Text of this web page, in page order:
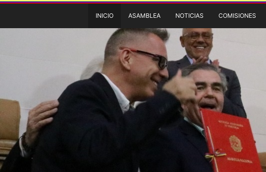
INICIO ASAMBLEA NOTICIAS COMISIONES